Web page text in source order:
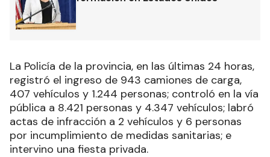
La Policía de la provincia, en las últimas 24 horas,
registró el ingreso de 943 camiones de carga,
407 vehículos y 1.244 personas; controló en la vía
pública a 8.421 personas y 4.347 vehículos; labró
actas de infracción a 2 vehículos y 6 personas
por incumplimiento de medidas sanitarias; e
intervino una fiesta privada.